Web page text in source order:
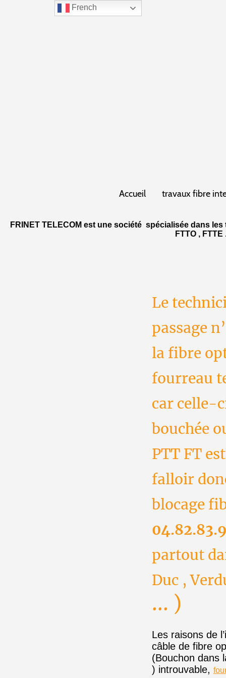
Accueil travaux fibre
FRINET TELECOM est une société spécialisée dans
FTTO ,
Le
passage
la fibre
fourreau
car celle-
bouchée
PTT FT
falloir
blocage
partout
Duc ,
... )
Les raisons de
câble de fibre
(Bouchon dans
) introuvable,
French